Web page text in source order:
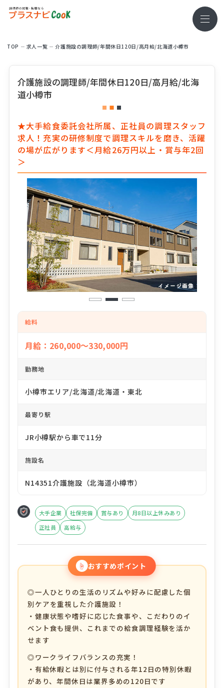
TOP 求⼈⼀覧 介護施設の調理師/年間休日120日/高月給/北海道小樽市
介護施設の調理師/年間休日120日/高月給/北海
道小樽市
★大手給食委託会社所属、正社員の調理スタッフ
求人！充実の研修制度で調理スキルを磨き、活躍
の場が広がります＜月給26万円以上・賞与年2回
＞
1 2 3
給料
月給：260,000～330,000円
勤務地
小樽市エリア/北海道/北海道・東北
最寄り駅
JR小樽駅から車で11分
施設名
N14351介護施設（北海道小樽市）
大手企業 社保完備 賞与あり
月8日以上休みあり
正社員
高給与
☝ おすすめポイント
◎一人ひとりの生活のリズムや好みに配慮した個
別ケアを重視した介護施設！
・健康状態や嗜好に応じた食事や、こだわりのイ
ベント食も提供、これまでの給食調理経験を活か
せます
◎ワークライフバランスの充実！
・有給休暇とは別に付与される年12日の特別休暇
があり、年間休日は業界多めの120日です